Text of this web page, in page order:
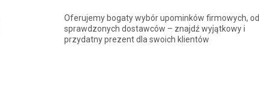
Oferujemy bogaty wybór upominków firmowych, od
sprawdzonych dostawców – znajdź wyjątkowy i
przydatny prezent dla swoich klientów